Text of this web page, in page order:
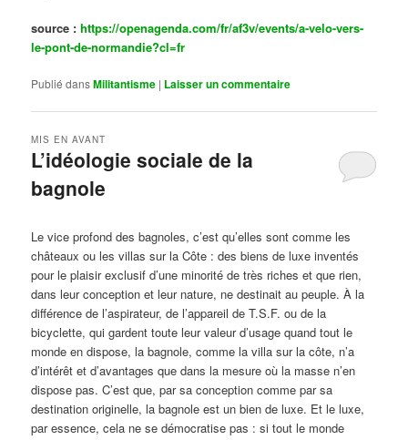
source :https://openagenda.com/fr/af3v/events/a-velo-vers-
le-pont-de-normandie?cl=fr
Publié dansMilitantisme | Laisser un commentaire
L’idéologie sociale de la
bagnole
MIS EN AVANT
Le vice profond des bagnoles, c’est qu’elles sont comme les
châteaux ou les villas sur la Côte : des biens de luxe inventés
pour le plaisir exclusif d’une minorité de très riches et que rien,
dans leur conception et leur nature, ne destinait au peuple. À la
différence de l’aspirateur, de l’appareil de T.S.F. ou de la
bicyclette, qui gardent toute leur valeur d’usage quand tout le
monde en dispose, la bagnole, comme la villa sur la côte, n’a
d’intérêt et d’avantages que dans la mesure où la masse n’en
dispose pas. C’est que, par sa conception comme par sa
destination originelle, la bagnole est un bien de luxe. Et le luxe,
par essence, cela ne se démocratise pas : si tout le monde